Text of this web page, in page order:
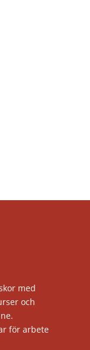
med
och
för arbete